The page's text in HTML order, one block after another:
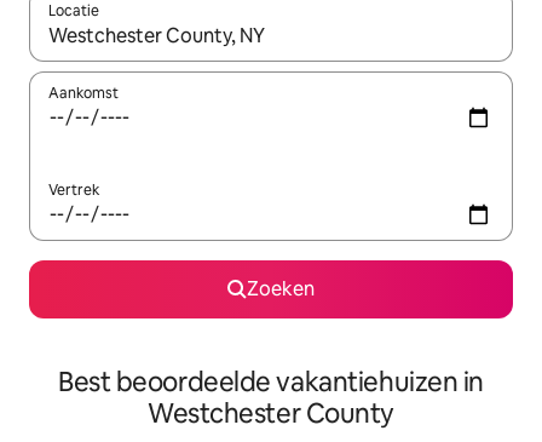
Locatie
Wanneer er suggesties beschikbaar zijn, maak je een keuze
Aankomst
Vertrek
Zoeken
Best beoordeelde vakantiehuizen in
Westchester County